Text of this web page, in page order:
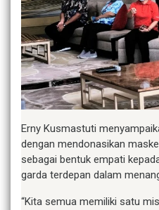
Erny Kusmastuti
dengan mendonasikan
sebagai bentuk empati
garda terdepan dalam
“Kita semua memiliki satu